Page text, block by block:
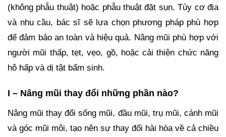
(không phẫu thuật) hoặc phẫu thuật đặt sụn. Tùy cơ địa
và nhu cầu, bác sĩ sẽ lựa chọn phương pháp phù hợp
để đảm bảo an toàn và hiệu quả. Nâng mũi phù hợp với
người mũi thấp, tẹt, vẹo, gồ, hoặc cải thiện chức năng
hô hấp và dị tật bẩm sinh.
I – Nâng mũi thay đổi những phần nào?
Nâng mũi thay đổi sống mũi, đầu mũi, trụ mũi, cánh mũi
và góc mũi môi, tạo nên sự thay đổi hài hòa về cả chiều